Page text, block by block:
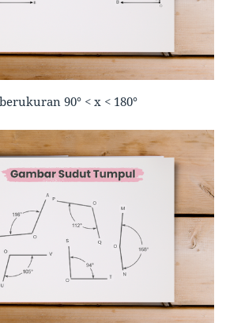
berukuran 90° < x < 180°